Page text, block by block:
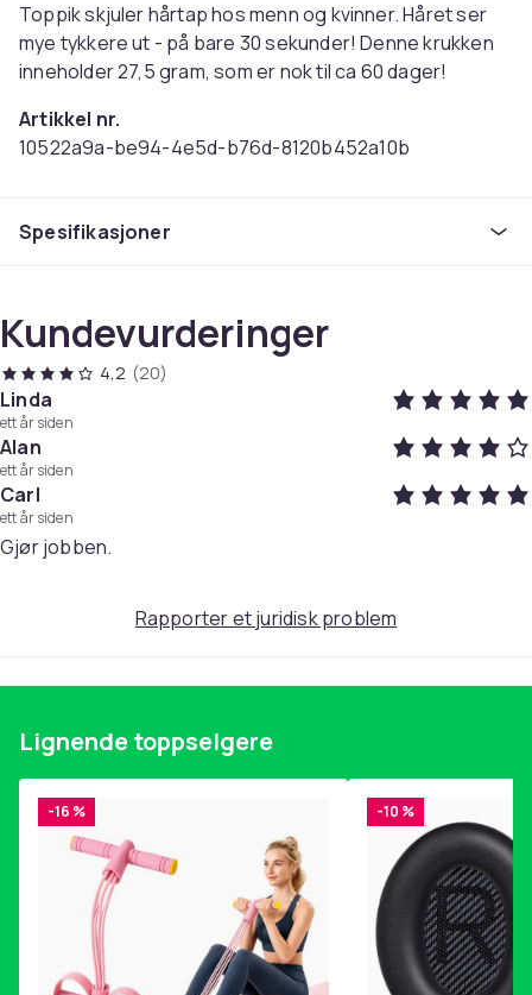
Toppik skjuler hårtap hos menn og kvinner. Håret ser
mye tykkere ut - på bare 30 sekunder! Denne krukken
inneholder 27,5 gram, som er nok til ca 60 dager!
Artikkel nr.
10522a9a-be94-4e5d-b76d-8120b452a10b
Spesifikasjoner
Kundevurderinger
4,2 (20)
Linda
ett år siden
Alan
ett år siden
Carl
ett år siden
Gjør jobben.
Rapporter et juridisk problem
Lignende toppselgere
-16 % -10 %